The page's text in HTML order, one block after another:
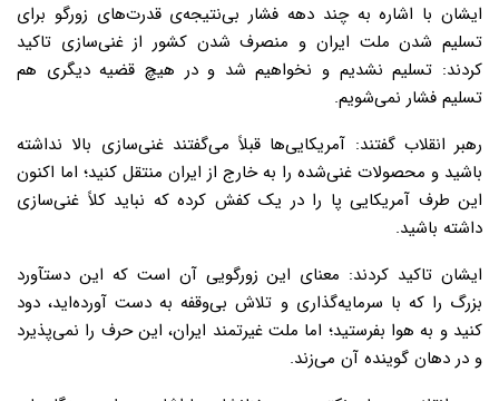
ایشان با اشاره به چند دهه فشار بی‌نتیجه‌ی قدرت‌های زورگو برای
تسلیم شدن ملت ایران و منصرف شدن کشور از غنی‌سازی تاکید
کردند: تسلیم نشدیم و نخواهیم شد و در هیچ قضیه دیگری هم
تسلیم فشار نمی‌شویم.
رهبر انقلاب گفتند: آمریکایی‌ها قبلاً می‌گفتند غنی‌سازی بالا نداشته
باشید و محصولات غنی‌شده را به خارج از ایران منتقل کنید؛‌ اما اکنون
این طرف آمریکایی پا را در یک کفش کرده که نباید کلاً غنی‌سازی
داشته باشید.
ایشان تاکید کردند: معنای این زورگویی آن است که این دستآورد
بزرگ را که با سرمایه‌گذاری و تلاش بی‌وقفه به دست آورده‌اید، دود
کنید و به هوا بفرستید؛ ‌اما ملت غیرتمند ایران، این حرف را نمی‌پذیرد
و در دهان گوینده آن می‌زند.